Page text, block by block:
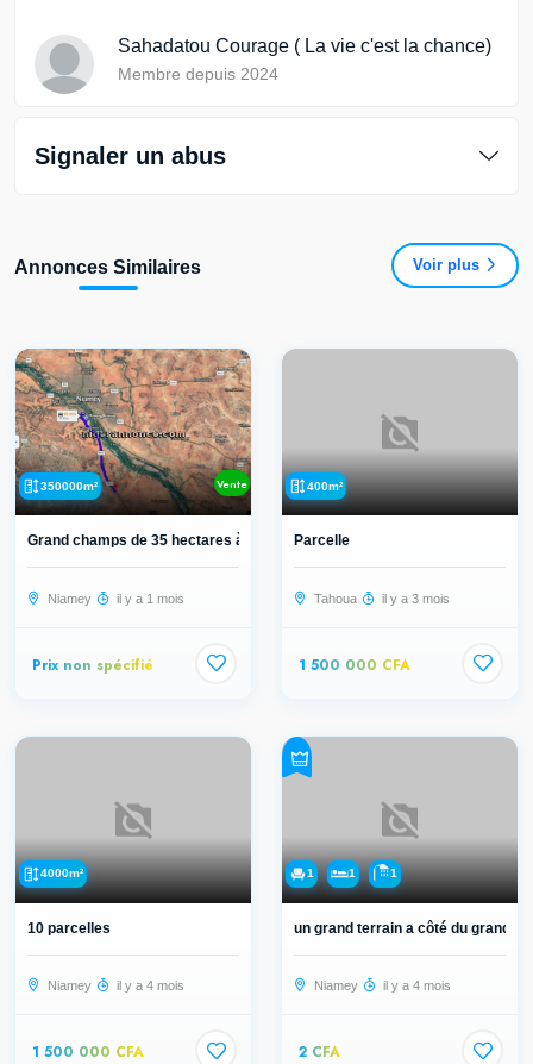
Sahadatou Courage ( La vie c'est la chance)
Membre depuis 2024
Signaler un abus
Annonces Similaires Voir plus
350000m² Vente
Grand champs de 35 hectares à vendr...
Niamey il y a 1 mois
Prix non spécifié
400m²
Parcelle
Tahoua il y a 3 mois
1 500 000 CFA
4000m²
10 parcelles
Niamey il y a 4 mois
1 500 000 CFA
1 1 1
un grand terrain a côté du grand
Niamey il y a 4 mois
2 CFA